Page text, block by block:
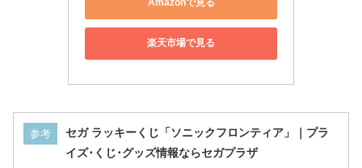
Amazonで見る
楽天市場で見る
参考
セガ ラッキーくじ「ソニックフロンティア」｜プラ
イズ･くじ･グッズ情報ならセガプラザ